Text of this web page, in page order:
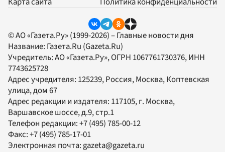
© АО «Газета.Ру» (1999-2026) – Главные новости дня
Название: Газета.Ru (Gazeta.Ru)
Учредитель:АО «Газета.Ру», ОГРН 1067761730376, ИНН
7743625728
Адрес учредителя: 125239, Россия, Москва, Коптевская
улица, дом 67
Адрес редакции и издателя: 117105, г. Москва,
Варшавское шоссе, д.9, стр.1
Телефон редакции:+7 (495) 785-00-12
Факс:+7 (495) 785-17-01
Электронная почта: gazeta@gazeta.ru